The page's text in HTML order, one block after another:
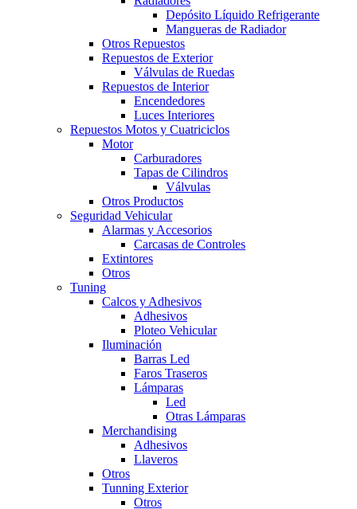
Depósito Líquido Refrigerante
Mangueras de Radiador
Otros Repuestos
Repuestos de Exterior
Válvulas de Ruedas
Repuestos de Interior
Encendedores
Luces Interiores
Repuestos Motos y Cuatriciclos
Motor
Carburadores
Tapas de Cilindros
Válvulas
Otros Productos
Seguridad Vehicular
Alarmas y Accesorios
Carcasas de Controles
Extintores
Otros
Tuning
Calcos y Adhesivos
Adhesivos
Ploteo Vehicular
Iluminación
Barras Led
Faros Traseros
Lámparas
Led
Otras Lámparas
Merchandising
Adhesivos
Llaveros
Otros
Tunning Exterior
Otros